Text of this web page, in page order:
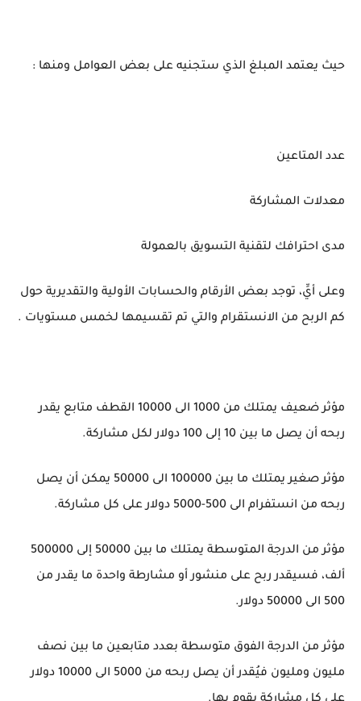
حيث يعتمد المبلغ الذي ستجنيه على بعض العوامل ومنها :
عدد المتاعين
معدلات المشاركة
مدى احترافك لتقنية التسويق بالعمولة
وعلى أيِّ، توجد بعض الأرقام والحسابات الأولية والتقديرية حول
كم الربح من الانستقرام والتي تم تقسيمها لخمس مستويات .
مؤثر ضعيف يمتلك من 1000 الى 10000 القطف متابع يقدر
ربحه أن يصل ما بين 10 إلى 100 دولار لكل مشاركة.
مؤثر صغير يمتلك ما بين 100000 الى 50000 يمكن أن يصل
ربحه من انستفرام الى 500-5000 دولار على كل مشاركة.
مؤثر من الدرجة المتوسطة يمتلك ما بين 50000 إلى 500000
ألف، فسيقدر ربح على منشور أو مشارطة واحدة ما يقدر من
500 الى 50000 دولار.
مؤثر من الدرجة الفوق متوسطة بعدد متابعين ما بين نصف
مليون ومليون فيُقدر أن يصل ربحه من 5000 الى 10000 دولار